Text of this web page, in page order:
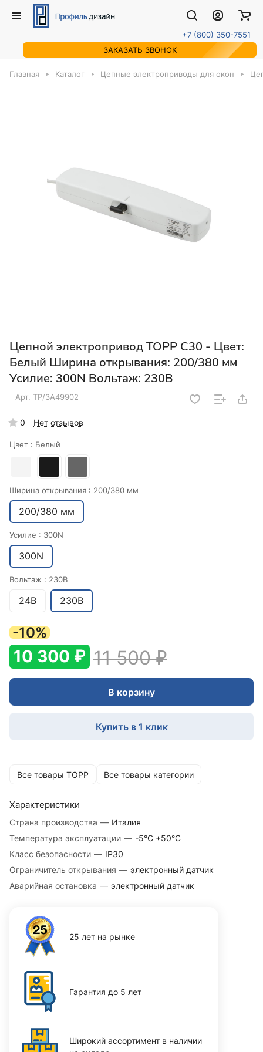
+7 (800) 350-7551
ЗАКАЗАТЬ ЗВОНОК
Главная Каталог Цепные электроприводы для окон
Цепной электропривод TOPP C30 - Цвет:
Белый Ширина открывания: 200/380 мм
Усилие: 300N Вольтаж: 230В
Арт. TP/3A49902
0 Нет отзывов
Цвет : Белый
Ширина открывания : 200/380 мм
200/380 мм
Усилие : 300N
300N
Вольтаж : 230В
24В 230В
-10%
10 300 ₽ 11 500 ₽
В корзину
Купить в 1 клик
Все товары TOPP Все товары категории
Характеристики
Страна производства — Италия
Температура эксплуатации — -5°С +50°С
Класс безопасности — IP30
Ограничитель открывания — электронный датчик
Аварийная остановка — электронный датчик
25 лет на рынке
Гарантия до 5 лет
Широкий ассортимент в наличии